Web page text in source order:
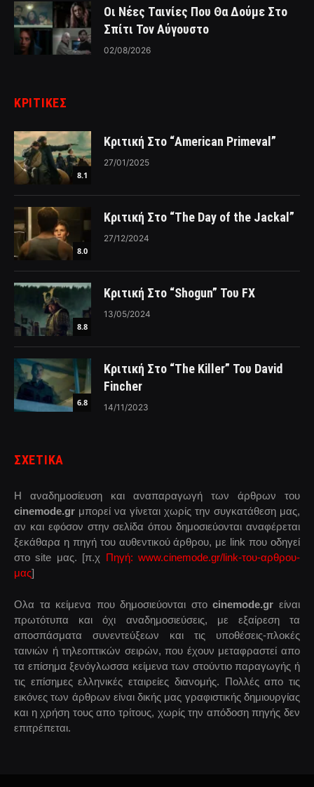
Οι Νέες Ταινίες Που Θα Δούμε Στο
Σπίτι Τον Αύγουστο
02/08/2026
ΚΡΙΤΙΚΈΣ
8.1
Κριτική Στο “American Primeval”
27/01/2025
8.0
Κριτική Στο “The Day of the Jackal”
27/12/2024
8.8
Κριτική Στο “Shogun” Του FX
13/05/2024
6.8
Κριτική Στο “The Killer” Του David
Fincher
14/11/2023
ΣΧΕΤΙΚΑ
Η αναδημοσίευση και αναπαραγωγή των άρθρων του
cinemode.gr μπορεί να γίνεται χωρίς την συγκατάθεση μας,
αν και εφόσον στην σελίδα όπου δημοσιεύονται αναφέρεται
ξεκάθαρα η πηγή του αυθεντικού άρθρου, με link που οδηγεί
στο site μας. [π.χ Πηγή: www.cinemode.gr/link-του-αρθρου-
μας]
Ολα τα κείμενα που δημοσιεύονται στοcinemode.gr είναι
πρωτότυπα και όχι αναδημοσιεύσεις, με εξαίρεση τα
αποσπάσματα συνεντεύξεων και τις υποθέσεις-πλοκές
ταινιών ή τηλεοπτικών σειρών, που έχουν μεταφραστεί απο
τα επίσημα ξενόγλωσσα κείμενα των στούντιο παραγωγής ή
τις επίσημες ελληνικές εταιρείες διανομής. Πολλές απο τις
εικόνες των άρθρων είναι δικής μας γραφιστικής δημιουργίας
και η χρήση τους απο τρίτους, χωρίς την απόδοση πηγής δεν
επιτρέπεται.